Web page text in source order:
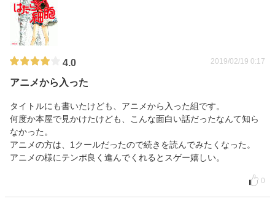
4.0 2019/02/19 0:17
アニメから入った
タイトルにも書いたけども、アニメから入った組です。
何度か本屋で見かけたけども、こんな面白い話だったなんて知ら
なかった。
アニメの方は、1クールだったので続きを読んでみたくなった。
アニメの様にテンポ良く進んでくれるとスゲー嬉しい。
0